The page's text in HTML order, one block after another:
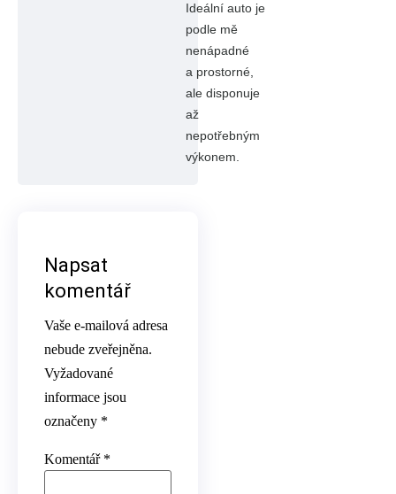
Ideální auto je
podle mě
nenápadné
a prostorné,
ale disponuje
až
nepotřebným
výkonem.
Napsat
komentář
Vaše e-mailová adresa
nebude zveřejněna.
Vyžadované
informace jsou
označeny *
Komentář *